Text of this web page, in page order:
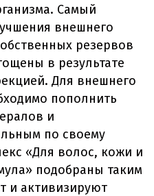
Самый
внешнего
резервов
в результате
Для внешнего
пополнить
и
по своему
«Для волос, кожи и
подобраны таким
и активизируют